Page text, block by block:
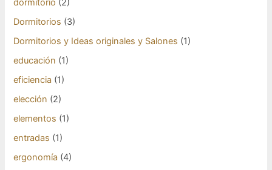
dormitorio (2)
Dormitorios (3)
Dormitorios y Ideas originales y Salones (1)
educación (1)
eficiencia (1)
elección (2)
elementos (1)
entradas (1)
ergonomía (4)